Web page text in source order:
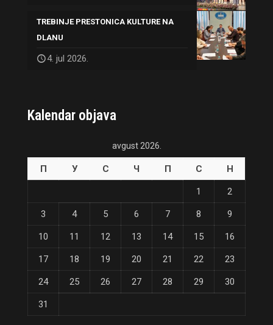
TREBINJE PRESTONICA KULTURE NA
DLANU
4. jul 2026.
Kalendar objava
avgust 2026.
П У С Ч П С Н
1 2
3 4 5 6 7 8 9
10 11 12 13 14 15 16
17 18 19 20 21 22 23
24 25 26 27 28 29 30
31